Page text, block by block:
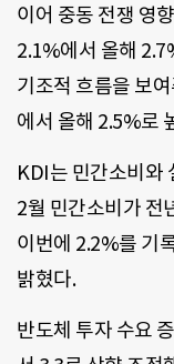
이어 중동 전쟁 영
2.1%에서 올해
기조적 흐름을 보
에서 올해 2.5%로
KDI는 민간소비와
2월 민간소비가 전
이번에 2.2%를 기
밝혔다.
반도체 투자 수요